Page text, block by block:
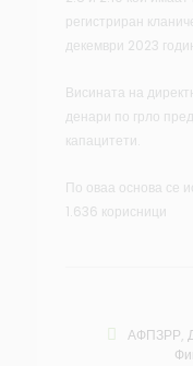
регистриран
декември 2023
Висината на
денари по грло
капацитети.
По оваа основа се
1.636 корисници
АФПЗРР,